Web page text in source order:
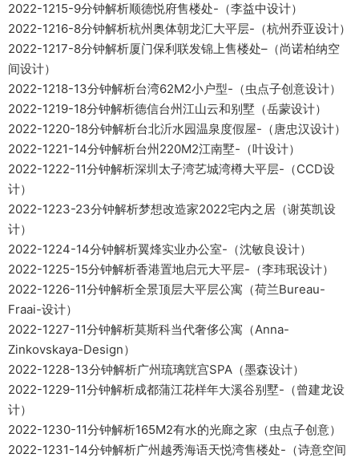
2022-1215-9分钟解析顺德悦府售楼处-（李益中设计）
2022-1216-8分钟解析杭州奥体朝龙汇大平层-（杭州乔亚设计）
2022-1217-8分钟解析厦门保利联发锦上售楼处–（尚诺柏纳空
间设计）
2022-1218-13分钟解析台湾62M2小户型-（虫点子创意设计）
2022-1219-18分钟解析德信台州江山云和别墅（岳蒙设计）
2022-1220-18分钟解析台北沂水园温泉度假屋-（唐忠汉设计）
2022-1221-14分钟解析台州220M2江南墅-（叶设计）
2022-1222-11分钟解析深圳太子湾艺城湾樽大平层-（CCD设
计）
2022-1223-23分钟解析梦想改造家2022宅内之居（谢英凯设
计）
2022-1224-14分钟解析翼烽实业办公室-（沈敏良设计）
2022-1225-15分钟解析香港置地启元大平层-（李玮珉设计）
2022-1226-11分钟解析全景顶层大平层公寓（荷兰Bureau-
Fraai-设计）
2022-1227-11分钟解析莫斯科当代奢侈公寓（Anna-
Zinkovskaya-Design）
2022-1228-13分钟解析广州琉璃皝宫SPA（墨森设计）
2022-1229-11分钟解析成都蒲江花样年大溪谷别墅-（曾建龙设
计）
2022-1230-11分钟解析165M2有水的光廊之家（虫点子创意）
2022-1231-14分钟解析广州越秀海语天悦湾售楼处-（诗意空间